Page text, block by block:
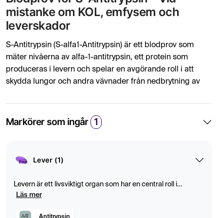
mistanke om KOL, emfysem och
leverskador
S-Antitrypsin (S-alfa1-Antitrypsin) är ett blodprov som
mäter nivåerna av alfa-1-antitrypsin, ett protein som
produceras i levern och spelar en avgörande roll i att
skydda lungor och andra vävnader från nedbrytning av
genetisk alfa-1-
antitrypsinbrist, en ärftlig sjukdom som kan öka risken
KOL, emfysem och leverskador
symtom eller har en medicinsk historia som tyder på att
dina lungor eller din lever kan vara påverkade. Ett test
Markörer som ingår 1
Lever (1)
Levern är ett livsviktigt organ som har en central roll i
ämnesomsättning, avgiftning och energilagring. Den
matsmältning, blodkoagulering och immunförsvar.
Läs mer
AAT